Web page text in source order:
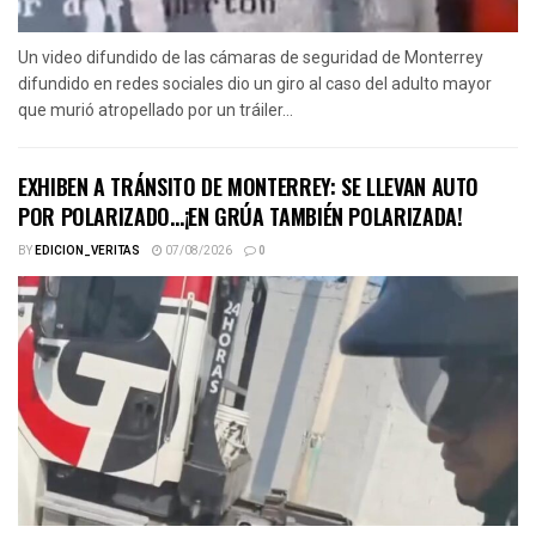
Un video difundido de las cámaras de seguridad de Monterrey
difundido en redes sociales dio un giro al caso del adulto mayor
que murió atropellado por un tráiler...
EXHIBEN A TRÁNSITO DE MONTERREY: SE LLEVAN AUTO
POR POLARIZADO…¡EN GRÚA TAMBIÉN POLARIZADA!
BYEDICION_VERITAS 07/08/2026 0